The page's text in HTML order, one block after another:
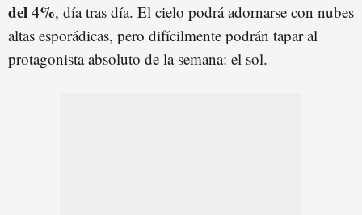
del 4%, día tras día. El cielo podrá adornarse con nubes
altas esporádicas, pero difícilmente podrán tapar al
protagonista absoluto de la semana: el sol.